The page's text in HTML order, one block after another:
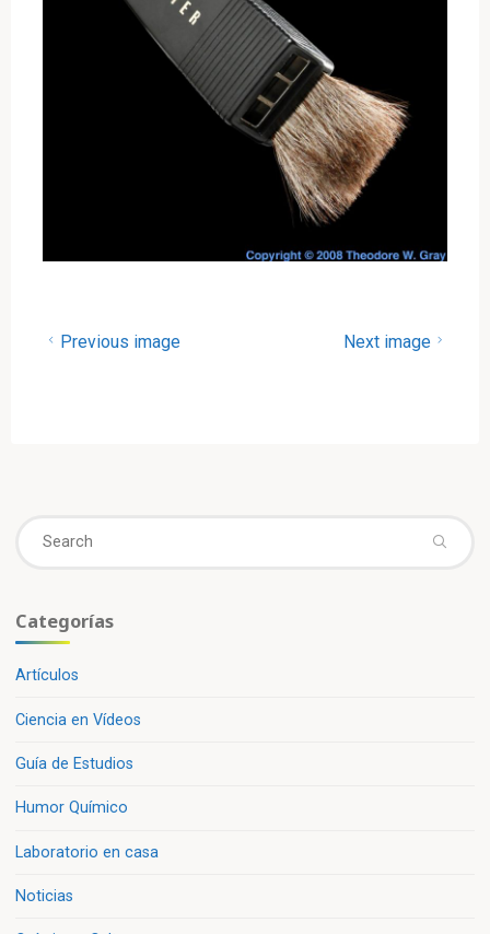
Previous image Next image
Categorías
Artículos
Ciencia en Vídeos
Guía de Estudios
Humor Químico
Laboratorio en casa
Noticias